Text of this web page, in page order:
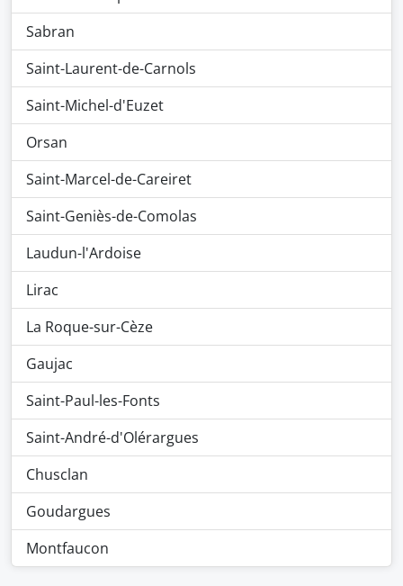
Sabran
Saint-Laurent-de-Carnols
Saint-Michel-d'Euzet
Orsan
Saint-Marcel-de-Careiret
Saint-Geniès-de-Comolas
Laudun-l'Ardoise
Lirac
La Roque-sur-Cèze
Gaujac
Saint-Paul-les-Fonts
Saint-André-d'Olérargues
Chusclan
Goudargues
Montfaucon